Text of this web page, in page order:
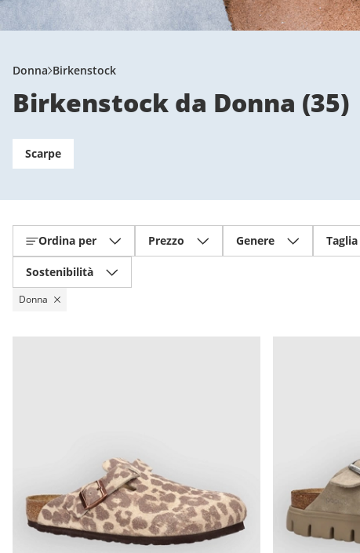
Donna Birkenstock
Birkenstock da Donna (35)
Scarpe
Ordina per Prezzo Genere
Sostenibilità
Donna